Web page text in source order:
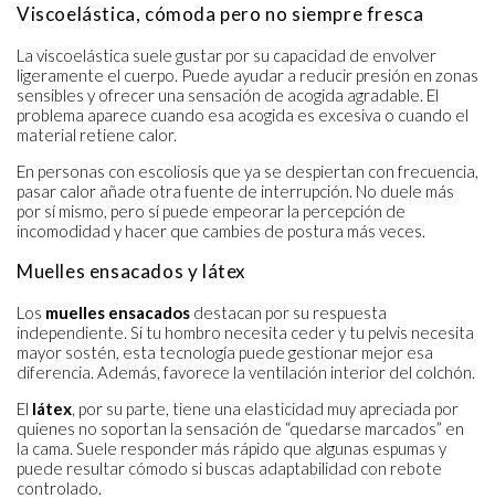
Viscoelástica, cómoda pero no siempre fresca
La viscoelástica suele gustar por su capacidad de envolver
ligeramente el cuerpo. Puede ayudar a reducir presión en zonas
sensibles y ofrecer una sensación de acogida agradable. El
problema aparece cuando esa acogida es excesiva o cuando el
material retiene calor.
En personas con escoliosis que ya se despiertan con frecuencia,
pasar calor añade otra fuente de interrupción. No duele más
por sí mismo, pero sí puede empeorar la percepción de
incomodidad y hacer que cambies de postura más veces.
Muelles ensacados y látex
Los muelles ensacados destacan por su respuesta
independiente. Si tu hombro necesita ceder y tu pelvis necesita
mayor sostén, esta tecnología puede gestionar mejor esa
diferencia. Además, favorece la ventilación interior del colchón.
El látex, por su parte, tiene una elasticidad muy apreciada por
quienes no soportan la sensación de “quedarse marcados” en
la cama. Suele responder más rápido que algunas espumas y
puede resultar cómodo si buscas adaptabilidad con rebote
controlado.